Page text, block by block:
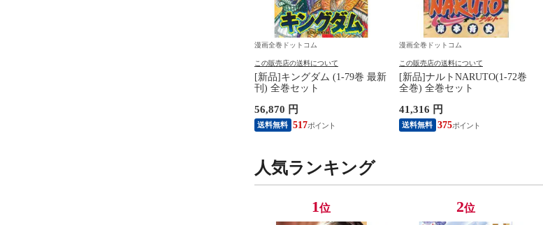
漫画全巻ドットコム
この販売店の送料について
[新品]キングダム (1-79巻 最新
刊) 全巻セット
56,870 円
送料無料 517
漫画全巻ドットコム
この販売店の送料について
[新品]ナルトNARUTO(1-72巻
全巻) 全巻セット
41,316 円
送料無料 375
人気ランキング
1位 2位